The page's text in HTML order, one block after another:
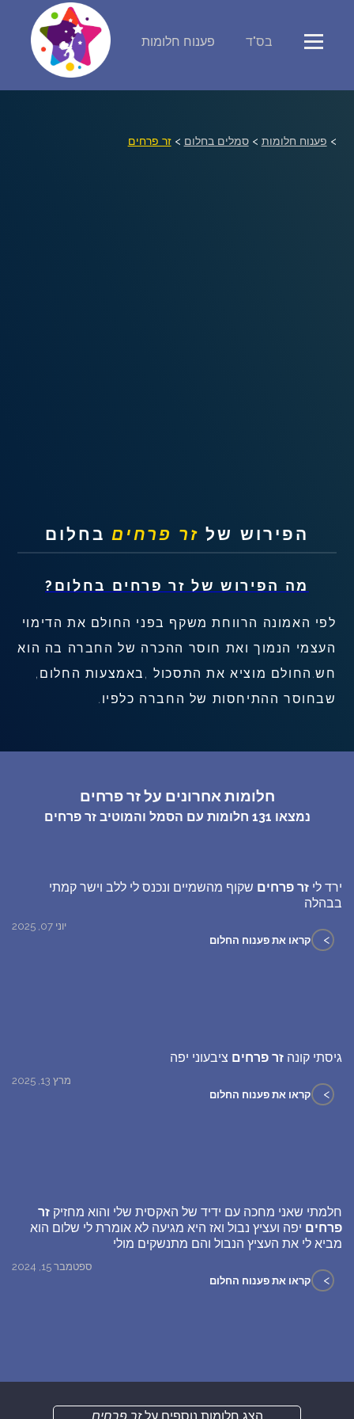
פענוח חלומות
בס"ד
סמלים בחלום
> פענוח חלומות >סמלים בחלום >זר פרחים
הפירוש של זר פרחיםבחלום
מה הפירוש של זר פרחים בחלום?
לפי האמונה הרווחת משקף בפני החולם את הדימוי
העצמי הנמוך ואת חוסר ההכרה של החברה בה הוא
חש.החולם מוציא את התסכול ,באמצעות החלום,
שבחוסר ההתיחסות של החברה כלפיו.
חלומות אחרונים על זר פרחים
נמצאו 131 חלומות עם הסמל והמוטיבזר פרחים
ירד לי זר פרחים שקוף מהשמיים ונכנס לי ללב וישר קמתי
בבהלה
יוני 07, 2025
> קראו את פענוח החלום
גיסתי קונה זר פרחים ציבעוני יפה
מרץ 13, 2025
> קראו את פענוח החלום
חלמתי שאני מחכה עם ידיד של האקסית שלי והוא מחזיק זר
פרחים יפה ועציץ נבול ואז היא מגיעה לא אומרת לי שלום הוא
מביא לי את העציץ הנבול והם מתנשקים מולי
ספטמבר 15, 2024
> קראו את פענוח החלום